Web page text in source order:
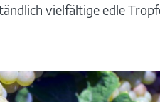
vielfältige edle